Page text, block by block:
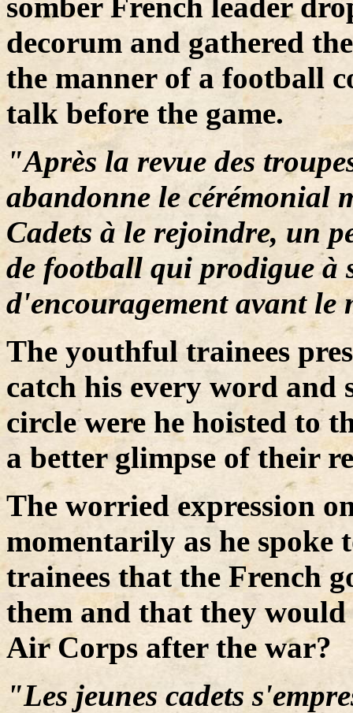
decorum and gathered
the manner of a football
talk before the game.
"Après la revue des
abandonne le cérémonial
Cadets à le rejoindre, un
de football qui prodigue à
d'encouragement avant le
The youthful trainees
catch his every word and
circle were he hoisted to
a better glimpse of their
The worried expression
momentarily as he spoke
trainees that the French
them and that they
Air Corps after the war?
"Les jeunes cadets